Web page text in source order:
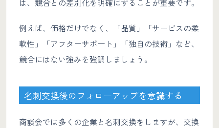
例えば、価格だけでなく、「品質」「サービスの柔
軟性」「アフターサポート」「独自の技術」など、
競合にはない強みを強調しましょう。
名刺交換後のフォローアップを意識する
商談会では多くの企業と名刺交換をしますが、交換